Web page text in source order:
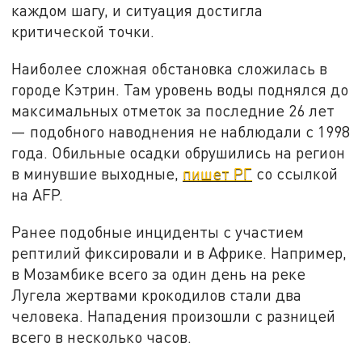
каждом шагу, и ситуация достигла
критической точки.
Наиболее сложная обстановка сложилась в
городе Кэтрин. Там уровень воды поднялся до
максимальных отметок за последние 26 лет
— подобного наводнения не наблюдали с 1998
года. Обильные осадки обрушились на регион
в минувшие выходные, пишет РГ со ссылкой
на AFP.
Ранее подобные инциденты с участием
рептилий фиксировали и в Африке. Например,
в Мозамбике всего за один день на реке
Лугела жертвами крокодилов стали два
человека. Нападения произошли с разницей
всего в несколько часов.